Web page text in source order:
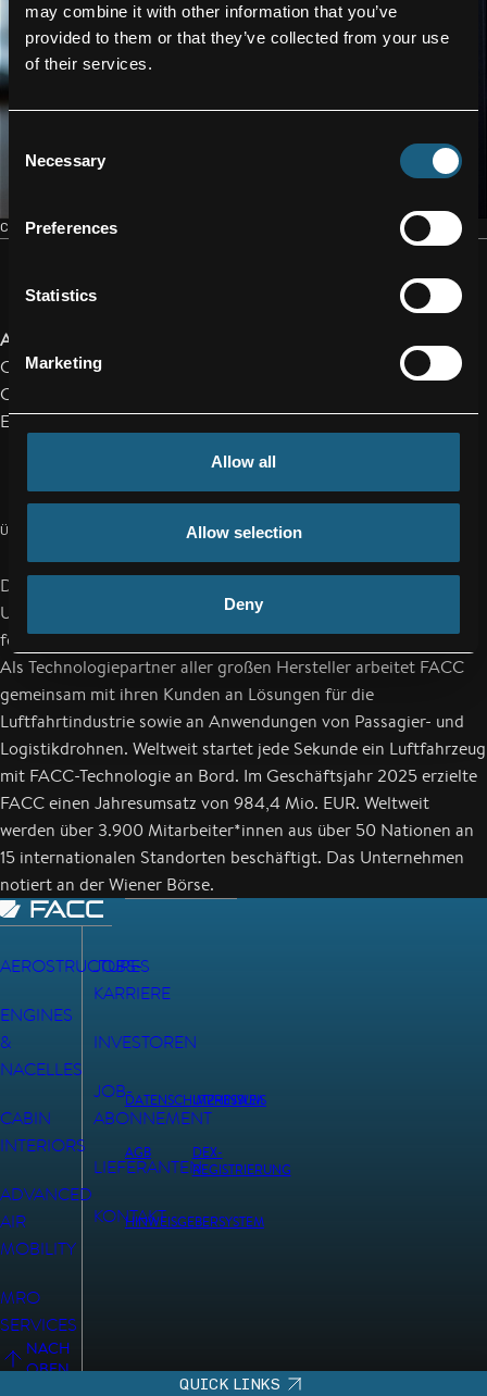
may combine it with other information that you’ve
provided to them or that they’ve collected from your use
of their services.
Selection
Necessary
Preferences
Statistics
Marketing
Allow all
Allow selection
Deny
QUICK LINKS
CONTACT
Andrea Schachinger
Corporate Spokesperson
Cell: +43/664/80119-1194
Email:a.schachinger@facc.com
ÜBER FACC
Die FACC AG zählt zu den weltweit führenden Aerospace
Unternehmen und entwickelt, designt und fertigt
fortschrittliche Leichtbausysteme für die Luft- und Raumfahrt.
Als Technologiepartner aller großen Hersteller arbeitet FACC
gemeinsam mit ihren Kunden an Lösungen für die
Luftfahrtindustrie sowie an Anwendungen von Passagier- und
Logistikdrohnen. Weltweit startet jede Sekunde ein Luftfahrzeug
mit FACC-Technologie an Bord. Im Geschäftsjahr 2025 erzielte
FACC einen Jahresumsatz von 984,4 Mio. EUR. Weltweit
werden über 3.900 Mitarbeiter*innen aus über 50 Nationen an
15 internationalen Standorten beschäftigt. Das Unternehmen
notiert an der Wiener Börse.
AEROSTRUCTURES
ENGINES
&
NACELLES
CABIN
INTERIORS
ADVANCED
AIR
MOBILITY
MRO
SERVICES
JOBS-
KARRIERE
INVESTOREN
JOB-
ABONNEMENT
LIEFERANTEN
KONTAKT
NACH
OBEN
DATENSCHUTZHINWEIS
IMPRESSUM
AGB
DEX-
REGISTRIERUNG
HINWEISGEBERSYSTEM